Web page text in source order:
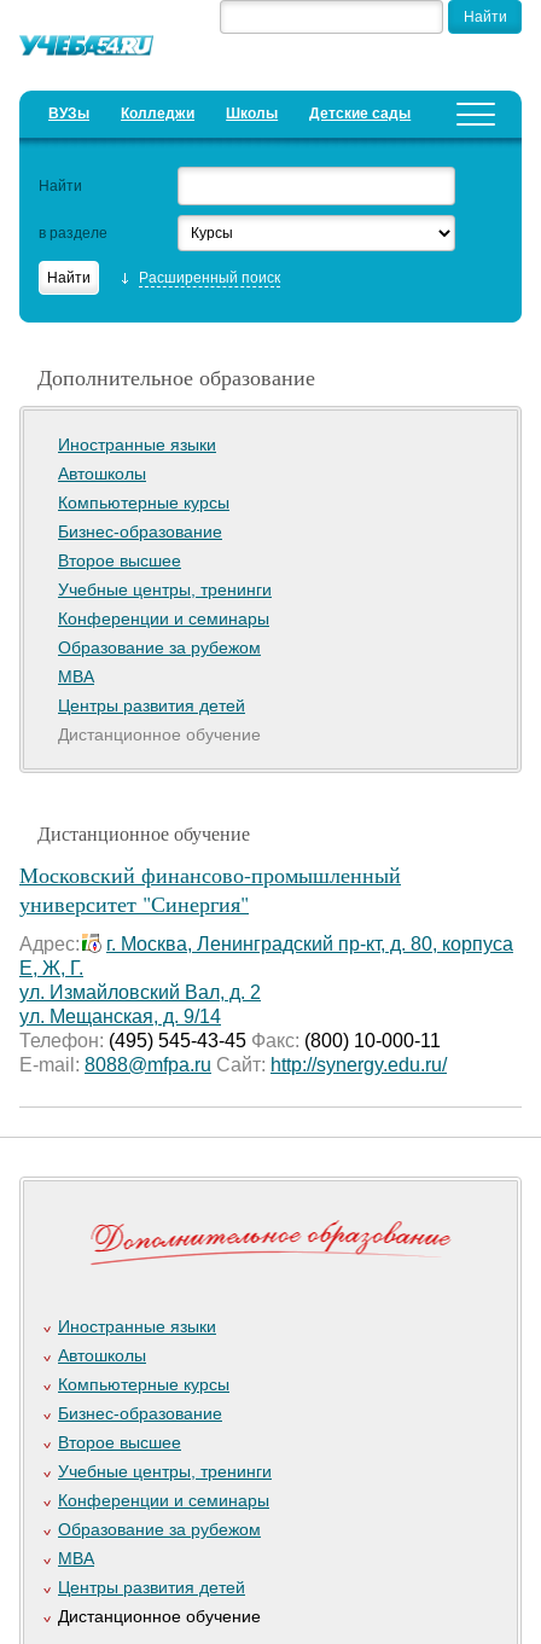
ВУЗы Колледжи Школы Детские сады
Добавить уч. заведение Предложить новость
Образовательный кредит
Найти
в разделе
Расширенный поиск
Дополнительное образование
Иностранные языки
Автошколы
Компьютерные курсы
Бизнес-образование
Второе высшее
Учебные центры, тренинги
Конференции и семинары
Образование за рубежом
MBA
Центры развития детей
Дистанционное обучение
Дистанционное обучение
Московский финансово-промышленный
университет "Синергия"
Адрес:
г. Москва, Ленинградский пр-кт, д. 80, корпуса
Е, Ж, Г.
ул. Измайловский Вал, д. 2
ул. Мещанская, д. 9/14
Телефон: (495) 545-43-45 Факс: (800) 10-000-11
E-mail: 8088@mfpa.ru Сайт: http://synergy.edu.ru/
Иностранные языки
Автошколы
Компьютерные курсы
Бизнес-образование
Второе высшее
Учебные центры, тренинги
Конференции и семинары
Образование за рубежом
MBA
Центры развития детей
Дистанционное обучение